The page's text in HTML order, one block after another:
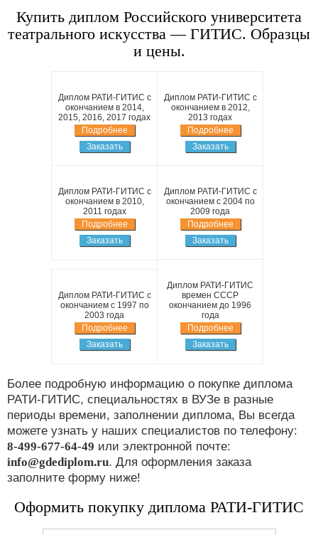
Купить диплом Российского университета
театрального искусства — ГИТИС. Образцы
и цены.
Диплом РАТИ-ГИТИС с
окончанием в 2014,
2015, 2016, 2017 годах
Подробнее
Заказать
Диплом РАТИ-ГИТИС с
окончанием в 2012,
2013 годах
Подробнее
Заказать
Диплом РАТИ-ГИТИС с
окончанием в 2010,
2011 годах
Подробнее
Заказать
Диплом РАТИ-ГИТИС с
окончанием с 2004 по
2009 года
Подробнее
Заказать
Диплом РАТИ-ГИТИС с
окончанием с 1997 по
2003 года
Подробнее
Заказать
Диплом РАТИ-ГИТИС
времен СССР
окончанием до 1996
года
Подробнее
Заказать
Более подробную информацию о покупке диплома
РАТИ-ГИТИС, специальностях в ВУЗе в разные
периоды времени, заполнении диплома, Вы всегда
можете узнать у наших специалистов по телефону:
8-499-677-64-49 или электронной почте:
info@gdediplom.ru. Для оформления заказа
заполните форму ниже!
Оформить покупку диплома РАТИ-ГИТИС